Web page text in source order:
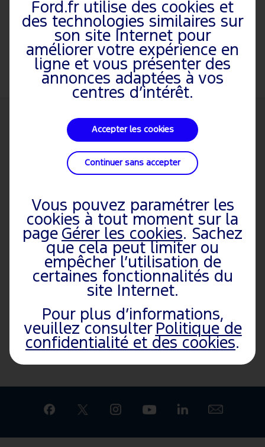
Informations sur le véhicule
Concessionnaire préféré
Rendez-vous en quelques clics
Ford.fr utilise des cookies et
des technologies similaires sur
son site Internet pour
améliorer votre expérience en
ligne et vous présenter des
annonces adaptées à vos
centres d’intérêt.
Accepter les cookies
Continuer sans accepter
Vous pouvez paramétrer les
cookies à tout moment sur la
page Gérer les cookies. Sachez
que cela peut limiter ou
empêcher l’utilisation de
certaines fonctionnalités du
site Internet.
Pour plus d’informations,
veuillez consulter Politique de
confidentialité et des cookies.
VÉHICULES
Citadines
Hybride et
électrique
Familiales et
Ludospaces
Performance
SUV
DÉCOUVREZ
FORD
À propos de
Nous rejoindre
Développement
durable
VÉHICULES
EcoSport
Kuga
Mustang
Mach-E
Explorer
Mustang
Puma ST
Ford GT
Tourneo
Connect